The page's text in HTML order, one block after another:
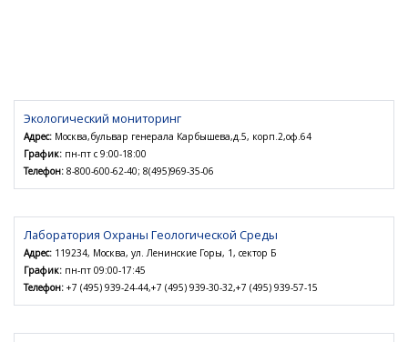
Экологический мониторинг
Адрес: Москва,бульвар генерала Карбышева,д.5, корп.2,оф.64
График: пн-пт с 9:00-18:00
Телефон: 8-800-600-62-40; 8(495)969-35-06
Лаборатория Охраны Геологической Среды
Адрес: 119234, Москва, ул. Ленинские Горы, 1, сектор Б
График: пн-пт 09:00-17:45
Телефон: +7 (495) 939-24-44,+7 (495) 939-30-32,+7 (495) 939-57-15